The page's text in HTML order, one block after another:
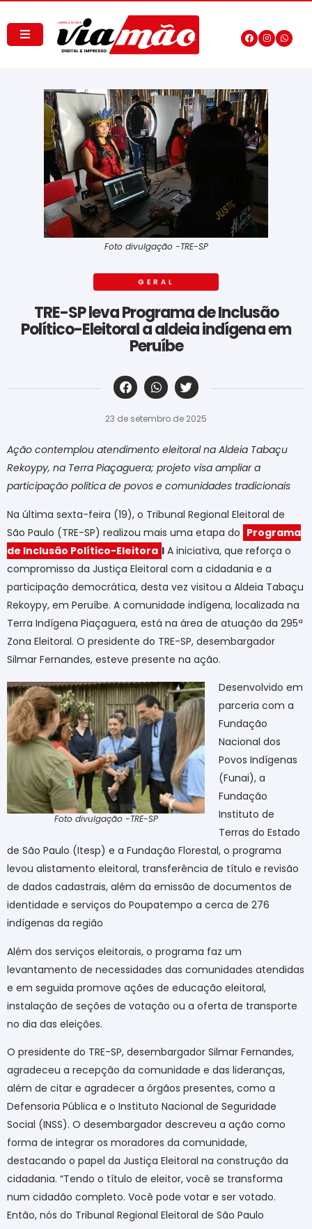
Foto divulgação -TRE-SP
GERAL
TRE-SP leva Programa de Inclusão
Político-Eleitoral a aldeia indígena em
Peruíbe
‎ ‎ ‎ ‎ ‎ ‎ ‎ ‎ ‎ ‎ ‎ ‎ ‎ ‎ ‎ ‎ ‎ ‎ ‎ ‎ ‎ ‎ ‎ ‎ ‎ ‎ ‎ ‎ ‎ ‎ ‎
23 de setembro de 2025
Ação contemplou atendimento eleitoral na Aldeia Tabaçu
Rekoypy, na Terra Piaçaguera; projeto visa ampliar a
participação política de povos e comunidades tradicionais
Na última sexta-feira (19), o Tribunal Regional Eleitoral de
São Paulo (TRE-SP) realizou mais uma etapa do Programa
de Inclusão Político-Eleitora l A iniciativa, que reforça o
compromisso da Justiça Eleitoral com a cidadania e a
participação democrática, desta vez visitou a Aldeia Tabaçu
Rekoypy, em Peruíbe. A comunidade indígena, localizada na
Terra Indígena Piaçaguera, está na área de atuação da 295ª
Zona Eleitoral. O presidente do TRE-SP, desembargador
Silmar Fernandes, esteve presente na ação.
Foto divulgação -TRE-SP
Desenvolvido em
parceria com a
Fundação
Nacional dos
Povos Indígenas
(Funai), a
Fundação
Instituto de
Terras do Estado
de São Paulo (Itesp) e a Fundação Florestal, o programa
levou alistamento eleitoral, transferência de título e revisão
de dados cadastrais, além da emissão de documentos de
identidade e serviços do Poupatempo a cerca de 276
indígenas da região
Além dos serviços eleitorais, o programa faz um
levantamento de necessidades das comunidades atendidas
e em seguida promove ações de educação eleitoral,
instalação de seções de votação ou a oferta de transporte
no dia das eleições.
O presidente do TRE-SP, desembargador Silmar Fernandes,
agradeceu a recepção da comunidade e das lideranças,
além de citar e agradecer a órgãos presentes, como a
Defensoria Pública e o Instituto Nacional de Seguridade
Social (INSS). O desembargador descreveu a ação como
forma de integrar os moradores da comunidade,
destacando o papel da Justiça Eleitoral na construção da
cidadania. “Tendo o título de eleitor, você se transforma
num cidadão completo. Você pode votar e ser votado.
Então, nós do Tribunal Regional Eleitoral de São Paulo